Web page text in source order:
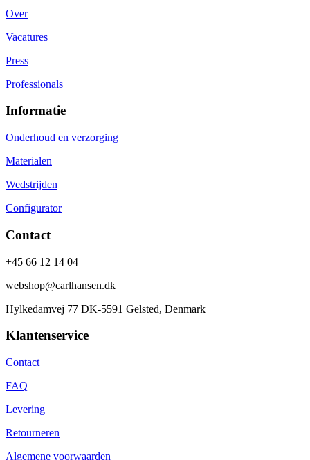
Over
Vacatures
Press
Professionals
Informatie
Onderhoud en verzorging
Materialen
Wedstrijden
Configurator
Contact
+45 66 12 14 04
webshop@carlhansen.dk
Hylkedamvej 77 DK-5591 Gelsted, Denmark
Klantenservice
Contact
FAQ
Levering
Retourneren
Algemene voorwaarden